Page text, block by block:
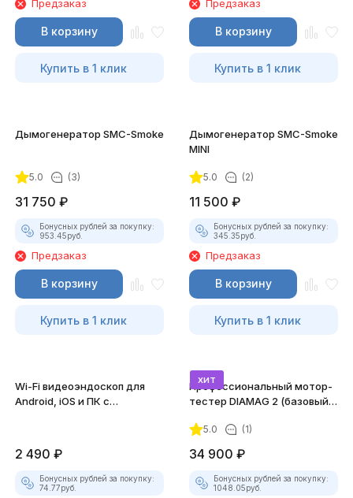
Предзаказ
В корзину
Купить в 1 клик
Предзаказ
В корзину
Купить в 1 клик
Дымогенератор SMC-Smoke
5.0 (3)
31 750 ₽
Бонусных рублей за покупку:
953.45руб.
Предзаказ
В корзину
Купить в 1 клик
Дымогенератор SMC-Smoke
MINI
5.0 (2)
11 500 ₽
Бонусных рублей за покупку:
345.35руб.
Предзаказ
В корзину
Купить в 1 клик
Wi-Fi видеоэндоскоп для
Android, iOS и ПК с
2 490 ₽
Бонусных рублей за покупку:
74.77руб.
хит
Профессиональный мотор-
тестер DIAMAG 2 (базовый
5.0 (1)
34 900 ₽
Бонусных рублей за покупку:
1048.05руб.